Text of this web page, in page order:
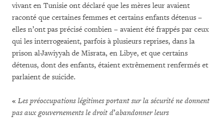
vivant en Tunisie ont déclaré que les mères leur avaient
raconté que certaines femmes et certains enfants détenus –
elles n’ont pas précisé combien – avaient été frappés par ceux
qui les interrogeaient, parfois à plusieurs reprises, dans la
prison al-Jawiyyah de Misrata, en Libye, et que certains
détenus, dont des enfants, étaient extrêmement renfermés et
parlaient de suicide.
« Les préoccupations légitimes portant sur la sécurité ne donnent
pas aux gouvernements le droit d’abandonner leurs